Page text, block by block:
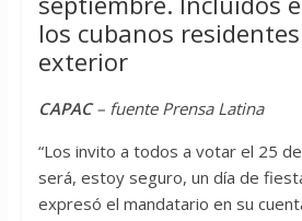
los cubanos
exterior
CAPAC– fuente Prensa Latina
“Los invito a todos a votar el 25
será, estoy seguro, un día de
expresó el mandatario en su